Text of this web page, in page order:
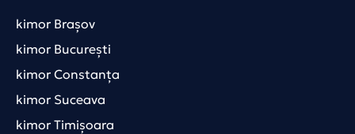
kimor Brașov
kimor București
kimor Constanța
kimor Suceava
kimor Timișoara